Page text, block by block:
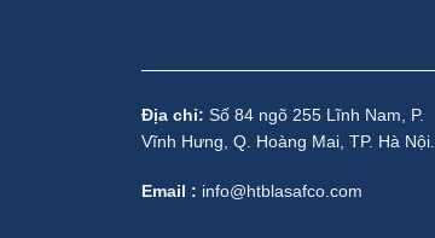
Địa chỉ: Số 84 ngõ 255 Lĩnh Nam, P.
Vĩnh Hưng, Q. Hoàng Mai, TP. Hà Nội.
Email : info@htblasafco.com